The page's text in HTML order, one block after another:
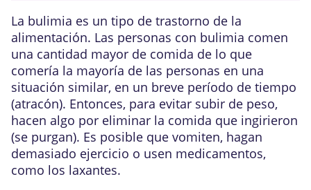
La bulimia es un tipo de trastorno de la
alimentación. Las personas con bulimia comen
una cantidad mayor de comida de lo que
comería la mayoría de las personas en una
situación similar, en un breve período de tiempo
(atracón). Entonces, para evitar subir de peso,
hacen algo por eliminar la comida que ingirieron
(se purgan). Es posible que vomiten, hagan
demasiado ejercicio o usen medicamentos,
como los laxantes.